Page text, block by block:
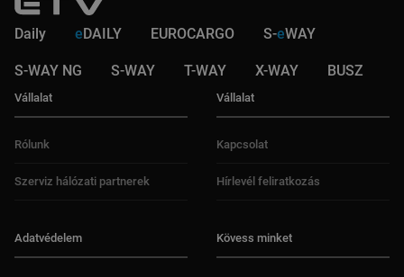
Daily eDAILY EUROCARGO S-eWAY
S-WAY NG S-WAY T-WAY X-WAY BUSZ
Vállalat
Rólunk
Szerviz hálózati partnerek
Vállalat
Kapcsolat
Hírlevél feliratkozás
Adatvédelem Kövess minket